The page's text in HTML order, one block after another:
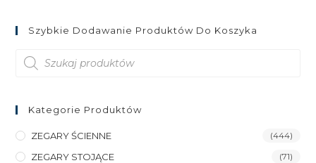
Szybkie Dodawanie Produktów Do Koszyka
produktów
Kategorie Produktów
ZEGARY ŚCIENNE (444)
ZEGARY STOJĄCE (71)